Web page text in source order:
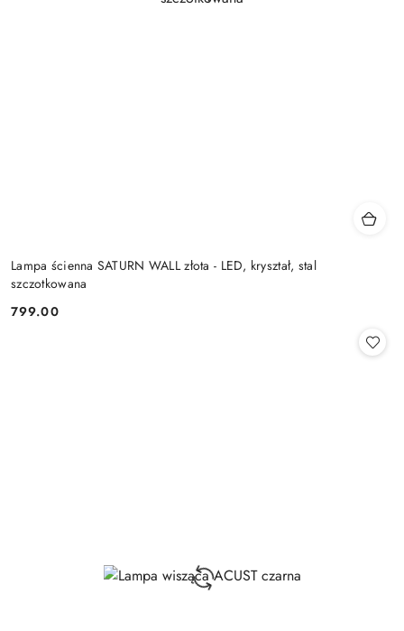
Lampa ścienna SATURN WALL złota - LED, kryształ, stal
szczotkowana
Cena:
799.00